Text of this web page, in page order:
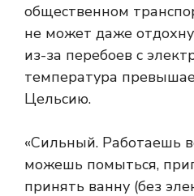
общественном
не может даже
из-за перебоев с
температура
Цельсию.
«Сильный. Работаешь
можешь помыться,
принять ванну (без